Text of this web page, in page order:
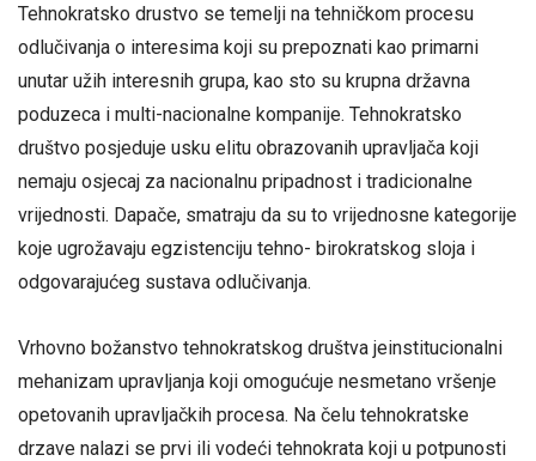
Tehnokratsko drustvo se temelji na tehničkom procesu
odlučivanja o interesima koji su prepoznati kao primarni
unutar užih interesnih grupa, kao sto su krupna državna
poduzeca i multi-nacionalne kompanije. Tehnokratsko
društvo posjeduje usku elitu obrazovanih upravljača koji
nemaju osjecaj za nacionalnu pripadnost i tradicionalne
vrijednosti. Dapače, smatraju da su to vrijednosne kategorije
koje ugrožavaju egzistenciju tehno- birokratskog sloja i
odgovarajućeg sustava odlučivanja.
Vrhovno božanstvo tehnokratskog društva jeinstitucionalni
mehanizam upravljanja koji omogućuje nesmetano vršenje
opetovanih upravljačkih procesa. Na čelu tehnokratske
drzave nalazi se prvi ili vodeći tehnokrata koji u potpunosti